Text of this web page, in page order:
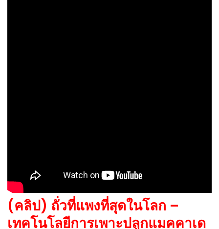
(คลิป) ถั่วที่แพงที่สุดในโลก –
เทคโนโลยีการเพาะปลูกแมคคาเด